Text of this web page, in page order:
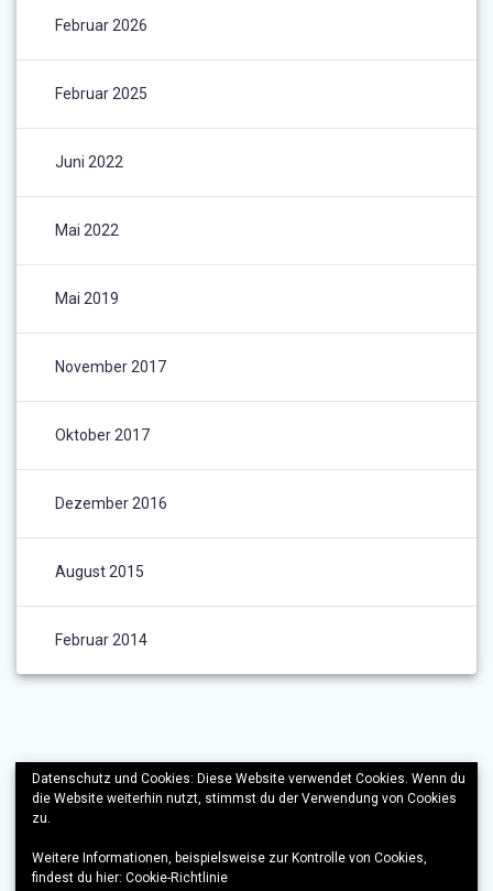
Februar 2026
Februar 2025
Juni 2022
Mai 2022
Mai 2019
November 2017
Oktober 2017
Dezember 2016
August 2015
Februar 2014
Datenschutz und Cookies: Diese Website verwendet Cookies. Wenn du
die Website weiterhin nutzt, stimmst du der Verwendung von Cookies
zu.
Weitere Informationen, beispielsweise zur Kontrolle von Cookies,
findest du hier: Cookie-Richtlinie